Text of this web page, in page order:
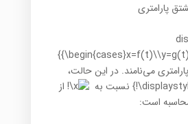
پارامتری
می‌نامند. در این حالت،
نسبت به
از
است: